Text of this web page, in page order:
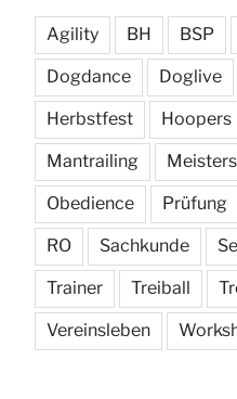
Agility BH BSP
Dogdance Doglive
Herbstfest Hoopers
Mantrailing
Obedience Prüfung
RO Sachkunde
Trainer Treiball
Vereinsleben